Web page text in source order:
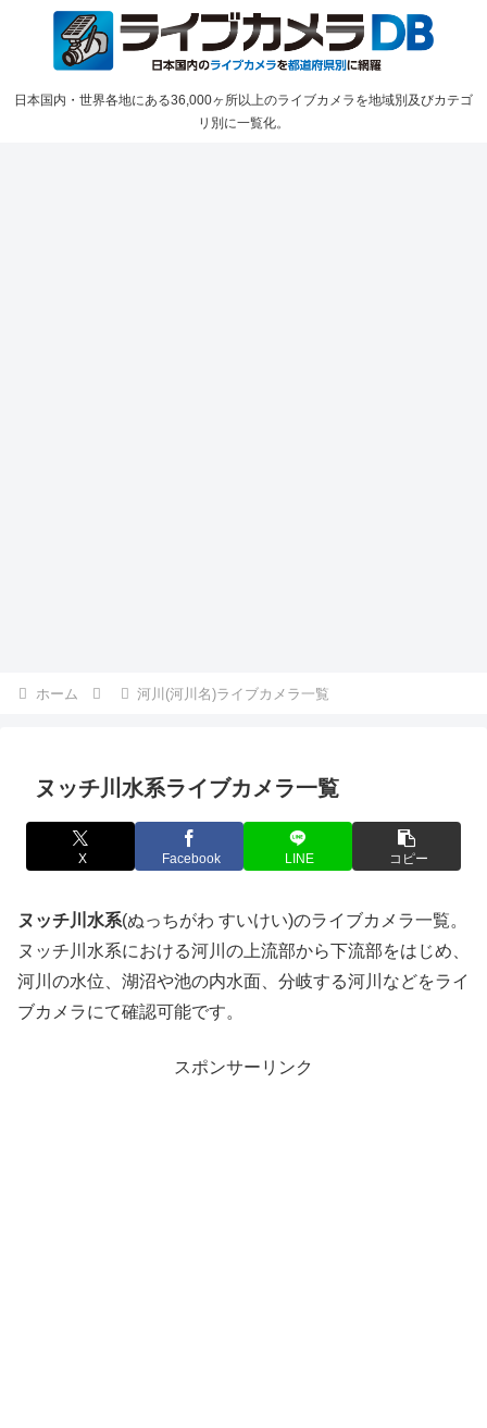
日本国内・世界各地にある36,000ヶ所以上のライブカメラを地域別及びカテゴ
リ別に一覧化。
ホーム 河川(河川名)ライブカメラ一覧
ヌッチ川水系ライブカメラ一覧
X Facebook LINE コピー
ヌッチ川水系(ぬっちがわ すいけい)のライブカメラ一覧。
ヌッチ川水系における河川の上流部から下流部をはじめ、
河川の水位、湖沼や池の内水面、分岐する河川などをライ
ブカメラにて確認可能です。
スポンサーリンク